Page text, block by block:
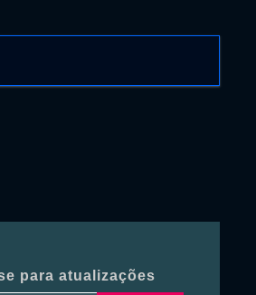
para atualizações